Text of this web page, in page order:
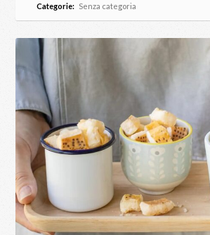
Categorie: Senza categoria